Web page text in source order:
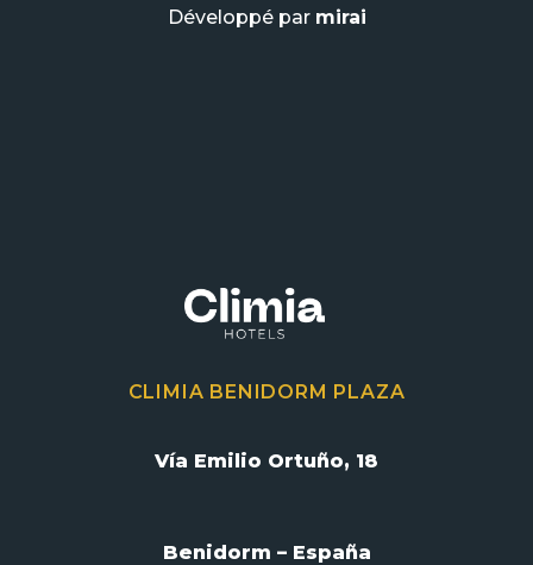
Développé par mirai
CLIMIA BENIDORM PLAZA
Vía Emilio Ortuño, 18
Benidorm – España